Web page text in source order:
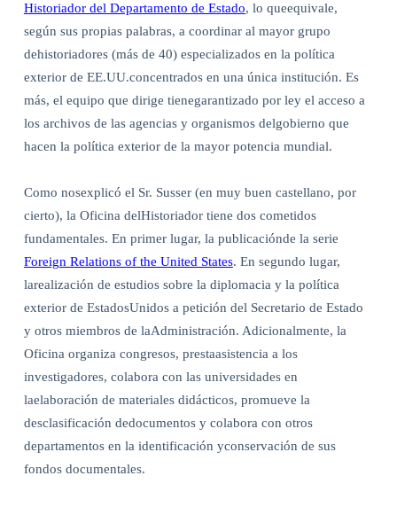
Historiador del Departamento de Estado, lo queequivale,
según sus propias palabras, a coordinar al mayor grupo
dehistoriadores (más de 40) especializados en la política
exterior de EE.UU.concentrados en una única institución. Es
más, el equipo que dirige tienegarantizado por ley el acceso a
los archivos de las agencias y organismos delgobierno que
hacen la política exterior de la mayor potencia mundial.
Como nosexplicó el Sr. Susser (en muy buen castellano, por
cierto), la Oficina delHistoriador tiene dos cometidos
fundamentales. En primer lugar, la publicaciónde la serie
Foreign Relations of the United States. En segundo lugar,
larealización de estudios sobre la diplomacia y la política
exterior de EstadosUnidos a petición del Secretario de Estado
y otros miembros de laAdministración. Adicionalmente, la
Oficina organiza congresos, prestaasistencia a los
investigadores, colabora con las universidades en
laelaboración de materiales didácticos, promueve la
desclasificación dedocumentos y colabora con otros
departamentos en la identificación yconservación de sus
fondos documentales.